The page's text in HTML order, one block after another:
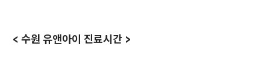
< 수원 유앤아이 진료시간 >